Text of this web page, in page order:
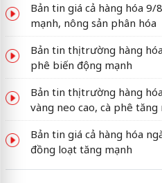
Bản tin giá cả hàng hóa
mạnh, nông sản phân hóa
Bản tin thị trường hàng
phê biến động mạnh
Bản tin thị trường hàng
vàng neo cao, cà phê
Bản tin giá cả hàng hóa
đồng loạt tăng mạnh